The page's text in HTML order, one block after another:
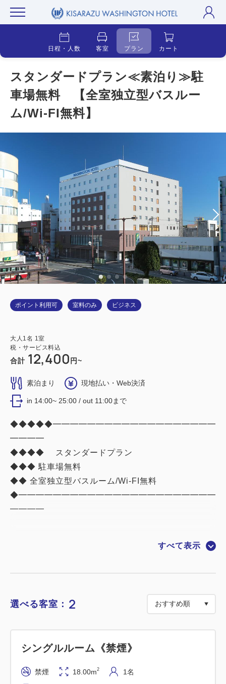
日程・人数 客室 プラン カート
スタンダードプラン≪素泊り≫駐
車場無料 【全室独立型バスルー
ム/Wi-FI無料】
ポイント利用可 室料のみ ビジネス
大人 1 名 1 室
税・サービス料込
合計 12,400 円~
素泊まり 現地払い・Web決済
in 14:00~ 25:00 / out 11:00まで
◆◆◆◆◆━━━━━━━━━━━━━━━━━━━
━━━━
◆◆◆◆ スタンダードプラン
◆◆◆ 駐車場無料
◆◆ 全室独立型バスルーム/Wi-FI無料
◆━━━━━━━━━━━━━━━━━━━━━━━
━━━━
③ 全室に天井埋込形「ナノイー」発生機Panasonic
④ 安心のセキュリティ
ルームキー連動型エレベーター採用で、
お客様以外のフロアの立ち入りを防止
すべて表示
選べる客室： 2
シングルルーム《禁煙》
禁煙 18.00m2 1名